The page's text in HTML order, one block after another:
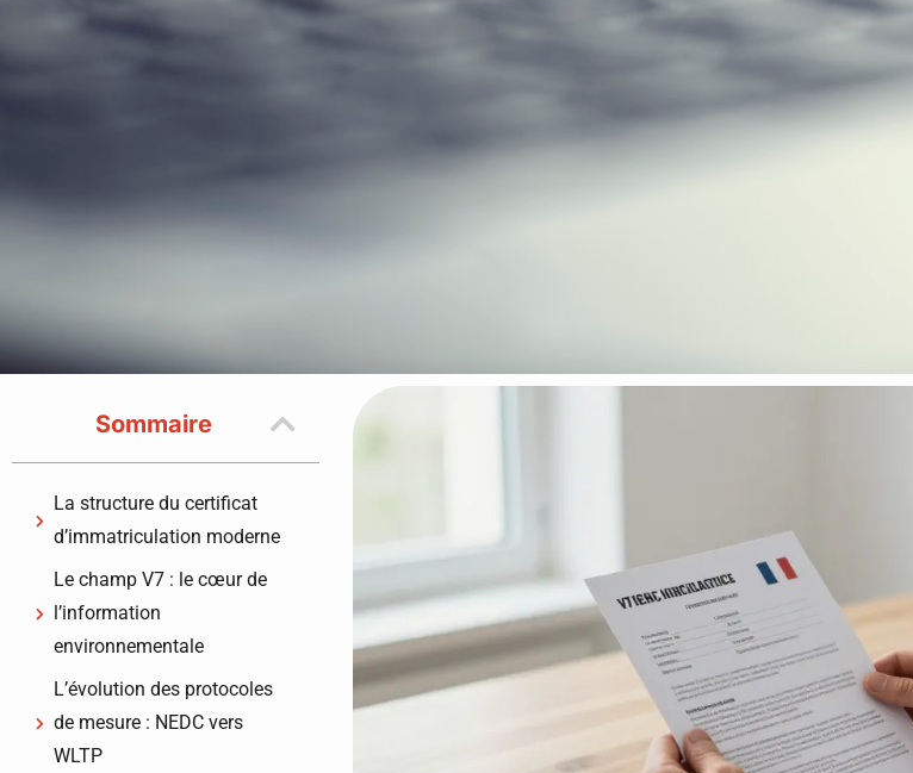
Sommaire
La structure du certificat
d’immatriculation moderne
Le champ V7 : le cœur de
l’information
environnementale
L’évolution des protocoles
de mesure : NEDC vers
WLTP